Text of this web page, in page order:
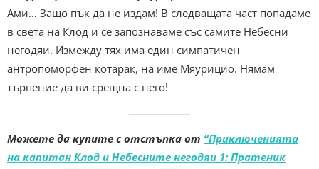
Ами… Защо пък да не издам! В следващата част попадаме
в света на Клод и се запознаваме със самите Небесни
негодяи. Измежду тях има един симпатичен
антропоморфен котарак, на име Мяурицио. Нямам
търпение да ви срещна с него!
Можете да купите с отстъпка от “Приключенията
на капитан Клод и Небесните негодяи 1: Пратеник